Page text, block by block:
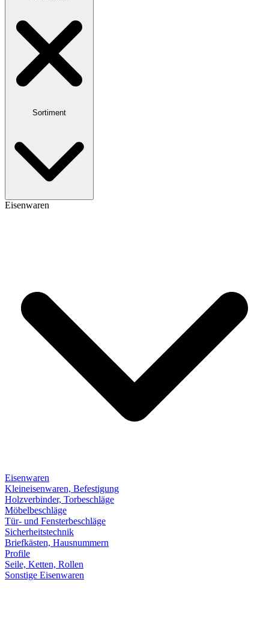
Sortiment
Eisenwaren
Eisenwaren
Kleineisenwaren, Befestigung
Holzverbinder, Torbeschläge
Möbelbeschläge
Tür- und Fensterbeschläge
Sicherheitstechnik
Briefkästen, Hausnummern
Profile
Seile, Ketten, Rollen
Sonstige Eisenwaren